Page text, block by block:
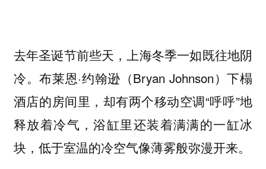
去年圣诞节前些天，上海冬季一如既往地阴
冷。布莱恩·约翰逊（Bryan Johnson）下榻
酒店的房间里，却有两个移动空调“呼呼”地
释放着冷气，浴缸里还装着满满的一缸冰
块，低于室温的冷空气像薄雾般弥漫开来。